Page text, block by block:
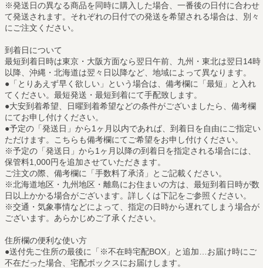
※発送日の異なる商品を同時に購入した場合、一番後の日付に合わせ
て発送されます。それぞれの日付での発送を希望される場合は、別々
にご注文ください。
到着日について
最短到着日時は東京・大阪方面なら翌日午前、九州・東北は翌日14時
以降、沖縄・北海道は翌々日以降など、地域によって異なります。
●「とりあえず早く欲しい」という場合は、備考欄に「最短」と入れ
てください。最短発送・最短到着にて手配致します。
●大安到着希望、日曜到着希望などの条件がございましたら、備考欄
にてお申し付けください。
●予定の「発送日」から1ヶ月以内であれば、到着日を自由にご指定い
ただけます。こちらも備考欄にてご希望をお申し付けください。
※予定の「発送日」から1ヶ月以降の到着日を指定される場合には、
保管料1,000円を追加させていただきます。
ご注文の際、備考欄に「手数料了承済」とご記載ください。
※北海道地区・九州地区・離島にお住まいの方は、最短到着日時が数
日以上かかる場合がございます。詳しくは下記をご参照ください。
※交通・気象事情などによって、指定の日時から遅れてしまう場合が
ございます。あらかじめご了承ください。
住所欄の便利な使い方
●送付先ご住所の最後に「※不在時宅配BOX」と追加…お届け時にご
不在だった場合、宅配ボックスにお届けします。